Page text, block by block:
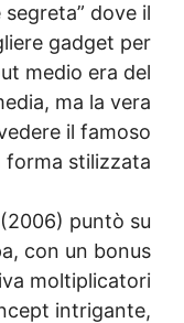
segreta”
raccogliere
payout medio
media, ma la
di vedere il
se in forma
(2006)
cupa, con un
offriva
il concept